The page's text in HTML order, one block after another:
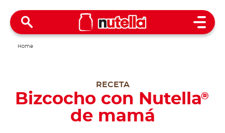
Open
Home
RECETA
Bizcocho con Nutella®
de mamá